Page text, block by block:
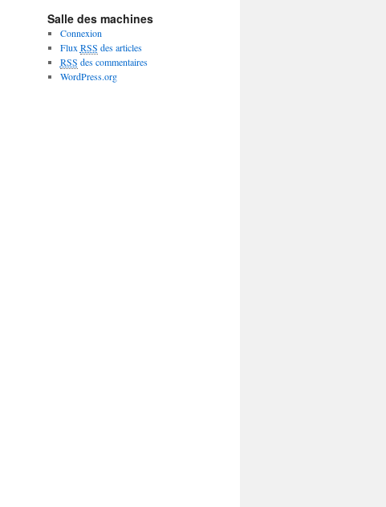
Salle des machines
Connexion
Flux RSS des articles
RSS des commentaires
WordPress.org